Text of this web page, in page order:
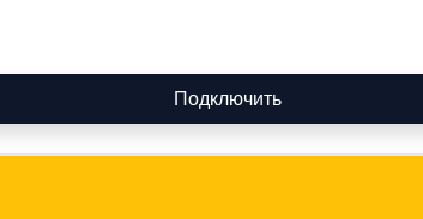
Подключить